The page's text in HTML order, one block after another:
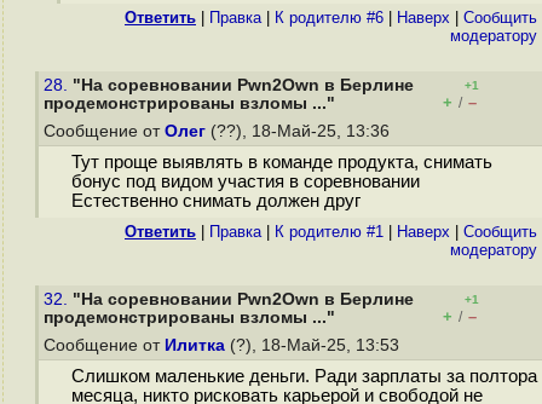
Ответить Правка| К родителю #6 Наверх
Cообщить
модератору
28. "На соревновании Pwn2Own в Берлине
продемонстрированы взломы ..."
+1
+ / –
Сообщение от Олег (??), 18-Май-25, 13:36
Тут проще выявлять в команде продукта, снимать
бонус под видом участия в соревновании
Естественно снимать должен друг
Ответить Правка| К родителю #1 Наверх
Cообщить
модератору
32. "На соревновании Pwn2Own в Берлине
продемонстрированы взломы ..."
+1
+ / –
Сообщение от Илитка (?), 18-Май-25, 13:53
Слишком маленькие деньги. Ради зарплаты за полтора
месяца, никто рисковать карьерой и свободой не